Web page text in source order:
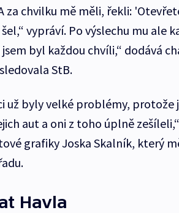
za chvilku mě měli, řekli:
vypráví. Po výslechu mu ale
byl každou chvíli,“ dodává
StB.
už byly velké problémy, protože
aut a oni z toho úplně
grafiky Joska Skalník, který
Havla